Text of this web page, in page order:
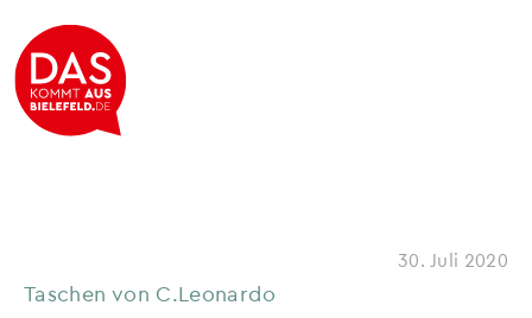
30. Juli 2020
Taschen von C.Leonardo